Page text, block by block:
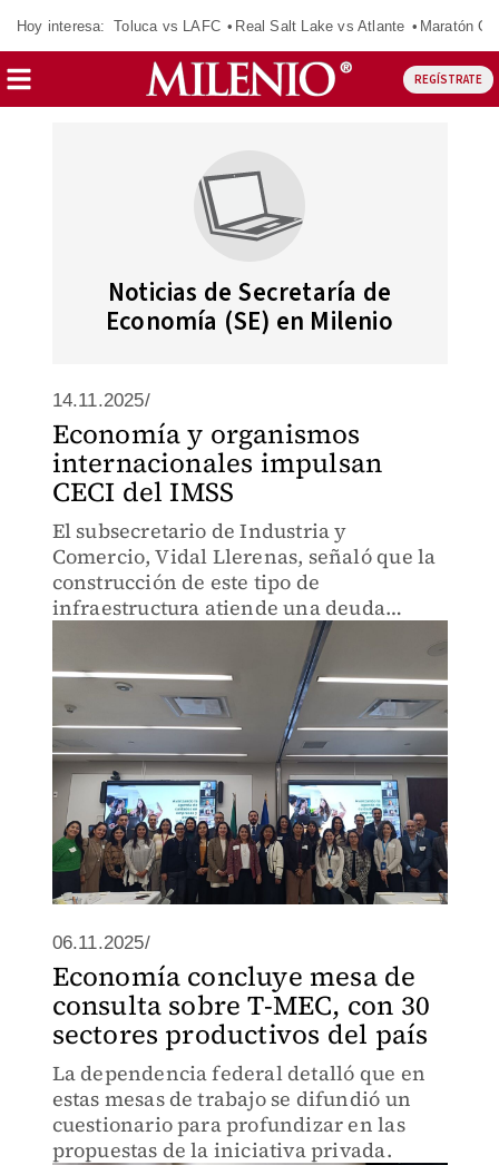
Hoy interesa: Toluca vs LAFC Real Salt Lake vs Atlante Maratón
REGÍSTRATE
Noticias de Secretaría de
Economía (SE) en Milenio
14.11.2025/
Economía y organismos
internacionales impulsan
CECI del IMSS
El subsecretario de Industria y
Comercio, Vidal Llerenas, señaló que la
construcción de este tipo de
infraestructura atiende una deuda
06.11.2025/
Economía concluye mesa de
consulta sobre T-MEC, con 30
sectores productivos del país
La dependencia federal detalló que en
estas mesas de trabajo se difundió un
cuestionario para profundizar en las
propuestas de la iniciativa privada.